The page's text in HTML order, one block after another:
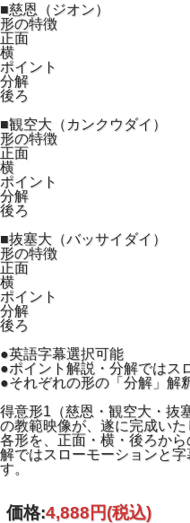
■慈恩（ジオン）
形の特徴
正面
横
ポイント
分解
後ろ
■観空大（カンクウダイ）
形の特徴
正面
横
ポイント
分解
後ろ
■抜塞大（バッサイダイ）
形の特徴
正面
横
ポイント
分解
後ろ
●英語字幕選択可能
●ポイント解説・分解ではス
●それぞれの形の「分解」解
得意形1（慈恩・観空大・抜
の教範映像が、遂に完成いた
各形を、正面・横・後ろか
解ではスローモーションと
す。
価格:4,888円(税込)